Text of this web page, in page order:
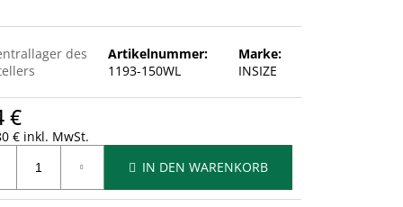
des
Artikelnummer:
1193-150WL
Marke:
INSIZE
€
€ inkl. MwSt.
IN DEN WARENKORB